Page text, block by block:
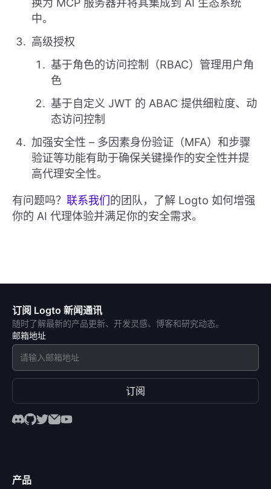
换为 MCP 服务器并将其集成到 AI 生态系统
中。
高级授权
基于角色的访问控制（RBAC）管理用户角
色
基于自定义 JWT 的 ABAC 提供细粒度、动
态访问控制
加强安全性 – 多因素身份验证（MFA）和步骤
验证等功能有助于确保关键操作的安全性并提
高代理安全性。
有问题吗？ 联系我们的团队，了解 Logto 如何增强
你的 AI 代理体验并满足你的安全需求。
订阅 Logto 新闻通讯
随时了解最新的产品更新、开发灵感、博客和研究动态。
邮箱地址
订阅
产品